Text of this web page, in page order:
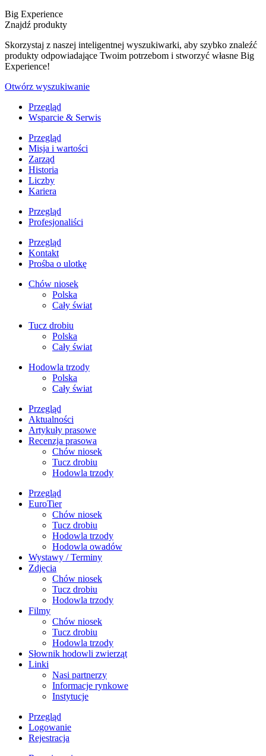
Big Experience
Znajdź produkty
Skorzystaj z naszej inteligentnej wyszukiwarki, aby szybko znaleźć
produkty odpowiadające Twoim potrzebom i stworzyć własne Big
Experience!
Otwórz wyszukiwanie
Przegląd
Wsparcie & Serwis
Przegląd
Misja i wartości
Zarząd
Historia
Liczby
Kariera
Przegląd
Profesjonaliści
Przegląd
Kontakt
Prośba o ulotkę
Chów niosek
Polska
Cały świat
Tucz drobiu
Polska
Cały świat
Hodowla trzody
Polska
Cały świat
Przegląd
Aktualności
Artykuły prasowe
Recenzja prasowa
Chów niosek
Tucz drobiu
Hodowla trzody
Przegląd
EuroTier
Chów niosek
Tucz drobiu
Hodowla trzody
Hodowla owadów
Wystawy / Terminy
Zdjęcia
Chów niosek
Tucz drobiu
Hodowla trzody
Filmy
Chów niosek
Tucz drobiu
Hodowla trzody
Słownik hodowli zwierząt
Linki
Nasi partnerzy
Informacje rynkowe
Instytucje
Przegląd
Logowanie
Rejestracja